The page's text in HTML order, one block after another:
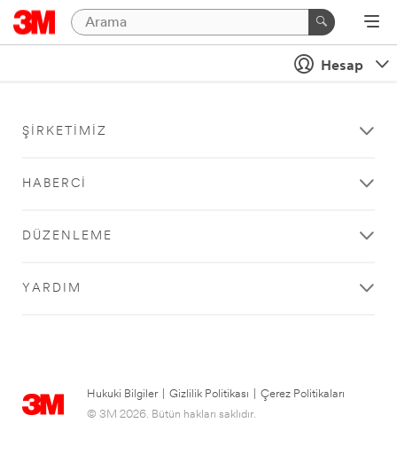
Hesap
ŞIRKETIMIZ
HABERCI
DÜZENLEME
YARDIM
Hukuki Bilgiler Gizlilik Politikası
Çerez Politikaları
© 3M 2026. Bütün hakları saklıdır.